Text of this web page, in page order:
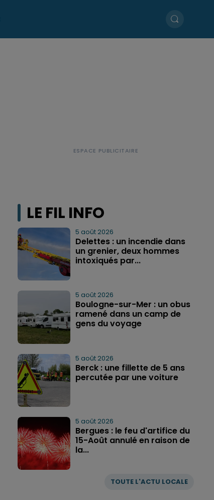
LE FIL INFO
TOUTE L'ACTU LOCALE
5 août 2026
Delettes : un incendie dans
un grenier, deux hommes
intoxiqués par...
5 août 2026
Boulogne-sur-Mer : un obus
ramené dans un camp de
gens du voyage
5 août 2026
Berck : une fillette de 5 ans
percutée par une voiture
5 août 2026
Bergues : le feu d'artifice du
15-Août annulé en raison de
la...